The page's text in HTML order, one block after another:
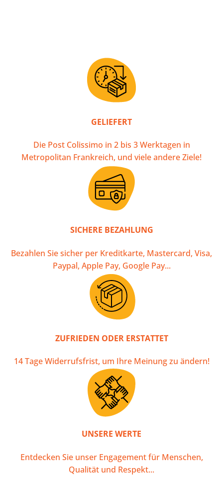
GELIEFERT
Die Post Colissimo in 2 bis 3 Werktagen in
Metropolitan Frankreich, und viele andere Ziele!
SICHERE BEZAHLUNG
Bezahlen Sie sicher per Kreditkarte, Mastercard, Visa,
Paypal, Apple Pay, Google Pay...
ZUFRIEDEN ODER ERSTATTET
14 Tage Widerrufsfrist, um Ihre Meinung zu ändern!
UNSERE WERTE
Entdecken Sie unser Engagement für Menschen,
Qualität und Respekt...